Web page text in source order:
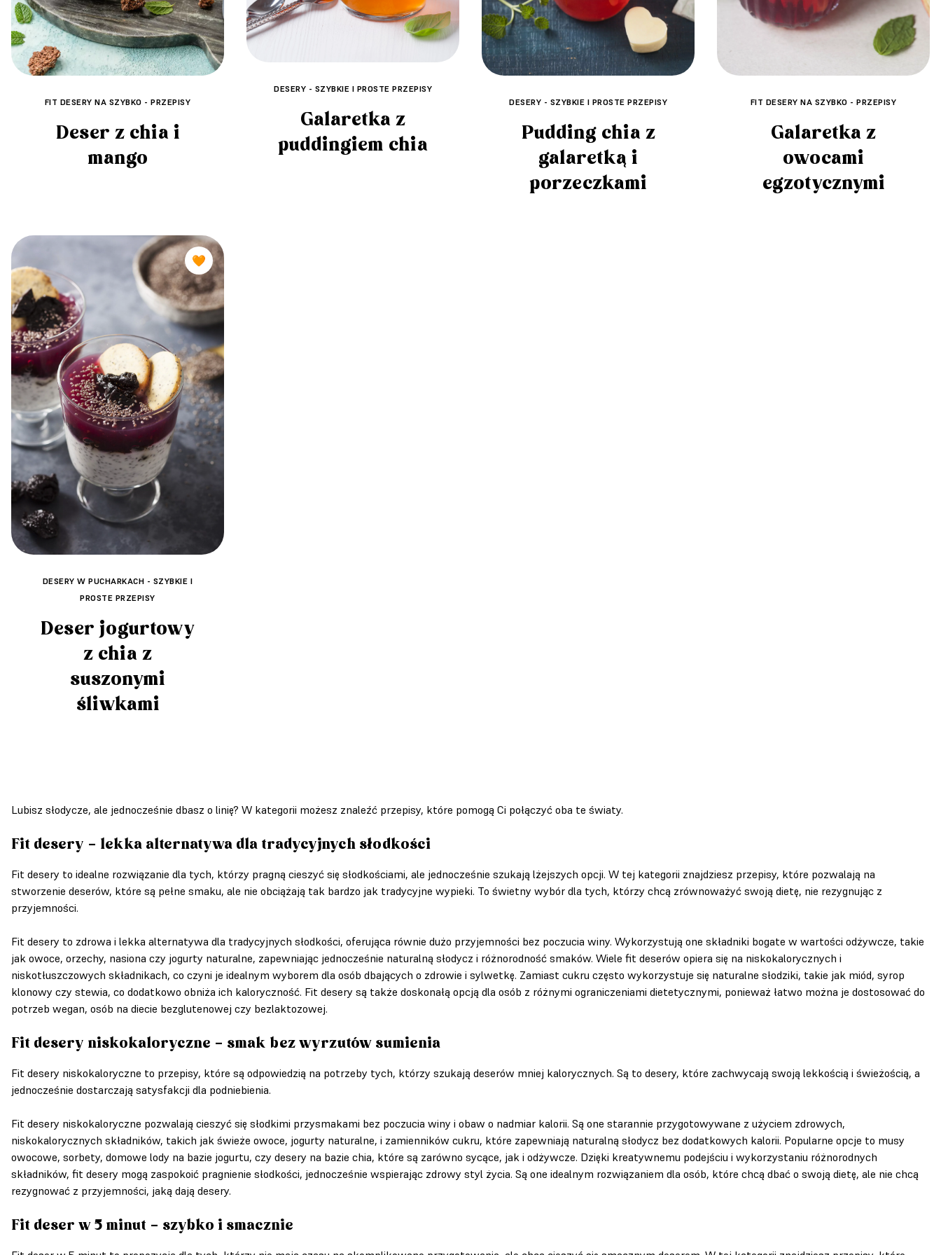
FIT DESERY NA SZYBKO - PRZEPISY
Deser z chia i
mango
DESERY - SZYBKIE I PROSTE PRZEPISY
Galaretka z
puddingiem chia
DESERY - SZYBKIE I PROSTE PRZEPISY
Pudding chia z
galaretką i
porzeczkami
FIT DESERY NA SZYBKO - PRZEPISY
Galaretka z
owocami
egzotycznymi
🧡
DESERY W PUCHARKACH - SZYBKIE I
PROSTE PRZEPISY
Deser jogurtowy
z chia z
suszonymi
śliwkami
Lubisz słodycze, ale jednocześnie dbasz o linię? W kategorii możesz znaleźć przepisy, które pomogą Ci połączyć oba te światy.
Fit desery – lekka alternatywa dla tradycyjnych słodkości
Fit desery to idealne rozwiązanie dla tych, którzy pragną cieszyć się słodkościami, ale jednocześnie szukają lżejszych opcji. W tej kategorii znajdziesz przepisy, które pozwalają na
stworzenie deserów, które są pełne smaku, ale nie obciążają tak bardzo jak tradycyjne wypieki. To świetny wybór dla tych, którzy chcą zrównoważyć swoją dietę, nie rezygnując z
przyjemności.
Fit desery to zdrowa i lekka alternatywa dla tradycyjnych słodkości, oferująca równie dużo przyjemności bez poczucia winy. Wykorzystują one składniki bogate w wartości odżywcze, takie
jak owoce, orzechy, nasiona czy jogurty naturalne, zapewniając jednocześnie naturalną słodycz i różnorodność smaków. Wiele fit deserów opiera się na niskokalorycznych i
niskotłuszczowych składnikach, co czyni je idealnym wyborem dla osób dbających o zdrowie i sylwetkę. Zamiast cukru często wykorzystuje się naturalne słodziki, takie jak miód, syrop
klonowy czy stewia, co dodatkowo obniża ich kaloryczność. Fit desery są także doskonałą opcją dla osób z różnymi ograniczeniami dietetycznymi, ponieważ łatwo można je dostosować do
potrzeb wegan, osób na diecie bezglutenowej czy bezlaktozowej.
Fit desery niskokaloryczne – smak bez wyrzutów sumienia
Fit desery niskokaloryczne to przepisy, które są odpowiedzią na potrzeby tych, którzy szukają deserów mniej kalorycznych. Są to desery, które zachwycają swoją lekkością i świeżością, a
jednocześnie dostarczają satysfakcji dla podniebienia.
Fit desery niskokaloryczne pozwalają cieszyć się słodkimi przysmakami bez poczucia winy i obaw o nadmiar kalorii. Są one starannie przygotowywane z użyciem zdrowych,
niskokalorycznych składników, takich jak świeże owoce, jogurty naturalne, i zamienników cukru, które zapewniają naturalną słodycz bez dodatkowych kalorii. Popularne opcje to musy
owocowe, sorbety, domowe lody na bazie jogurtu, czy desery na bazie chia, które są zarówno sycące, jak i odżywcze. Dzięki kreatywnemu podejściu i wykorzystaniu różnorodnych
składników, fit desery mogą zaspokoić pragnienie słodkości, jednocześnie wspierając zdrowy styl życia. Są one idealnym rozwiązaniem dla osób, które chcą dbać o swoją dietę, ale nie chcą
rezygnować z przyjemności, jaką dają desery.
Fit deser w 5 minut – szybko i smacznie